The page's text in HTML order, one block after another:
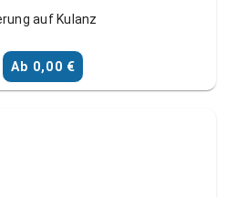
auf Kulanz
Ab 0,00 €